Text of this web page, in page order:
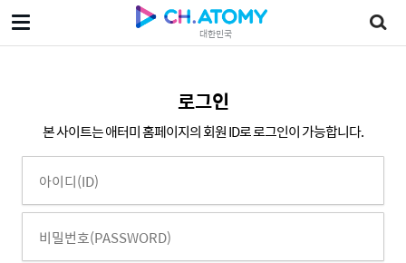
대한민국
로그인
본 사이트는 애터미 홈페이지의 회원 ID로 로그인이 가능합니다.